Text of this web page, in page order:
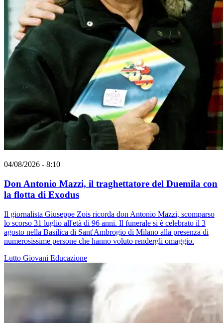
04/08/2026 - 8:10
Don Antonio Mazzi, il traghettatore del Duemila con
la flotta di Exodus
Il giornalista Giuseppe Zois ricorda don Antonio Mazzi, scomparso
lo scorso 31 luglio all'età di 96 anni. Il funerale si è celebrato il 3
agosto nella Basilica di Sant'Ambrogio di Milano alla presenza di
numerosissime persone che hanno voluto rendergli omaggio.
Lutto Giovani Educazione